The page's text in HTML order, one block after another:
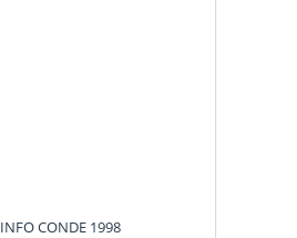
INFO CONDE 1998